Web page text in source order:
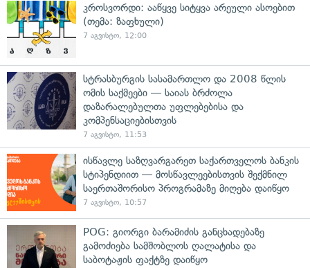
კროსვორდი: ააწყვე სიტყვა არეული ასოებით
(თემა: ზაფხული)
7 აგვისტო, 12:00
სტრასბურგის სასამართლო და 2008 წლის
ომის საქმეები — საიას ბრძოლა
დაზარალებულთა უფლებებისა და
კომპენსაციებისთვის
7 აგვისტო, 11:53
ისწავლე საზღვარგარეთ საქართველოს ბანკის
სტიპენდიით — მოსწავლეებისთვის შექმნილ
საერთაშორისო პროგრამაზე მიღება დაიწყო
7 აგვისტო, 10:57
POG: გიორგი ბარამიძის განცხადებაზე
გამოძიება სამშობლოს ღალატისა და
საბოტაჟის ფაქტზე დაიწყო